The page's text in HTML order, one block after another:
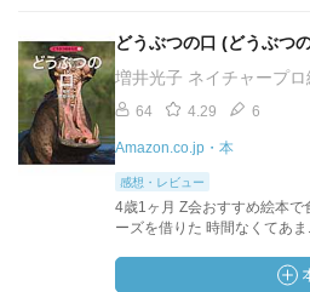
どうぶつの口 (どうぶつ
増井光子 ネイチャープロ
64 4.29 6
Amazon.co.jp・本
感想・レビュー
4歳1ヶ月 Z会おすすめ絵本で
ーズを借りた 時間なくてあま